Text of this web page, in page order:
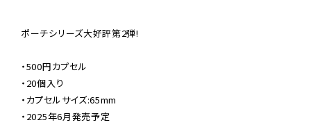
ポーチシリーズ大好評第2弾!
・500円カプセル
・20個入り
・カプセルサイズ:65mm
・2025年6月発売予定